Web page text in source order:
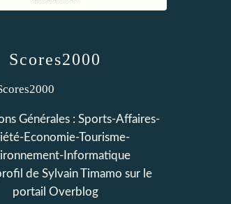
Scores2000
Générales : Sports-Affaires-
Economie-Tourisme-
Informatique
de Sylvain Timamo sur le
portail Overblog